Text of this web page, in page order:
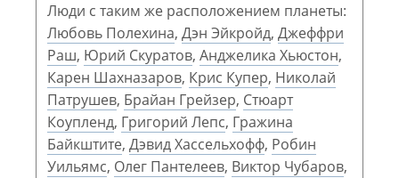
Люди с таким же расположением планеты:
Любовь Полехина, Дэн Эйкройд, Джеффри
Раш, Юрий Скуратов, Анджелика Хьюстон,
Карен Шахназаров, Крис Купер, Николай
Патрушев, Брайан Грейзер, Стюарт
Коупленд, Григорий Лепс, Гражина
Байкштите, Дэвид Хассельхофф, Робин
Уильямс, Олег Пантелеев, Виктор Чубаров,